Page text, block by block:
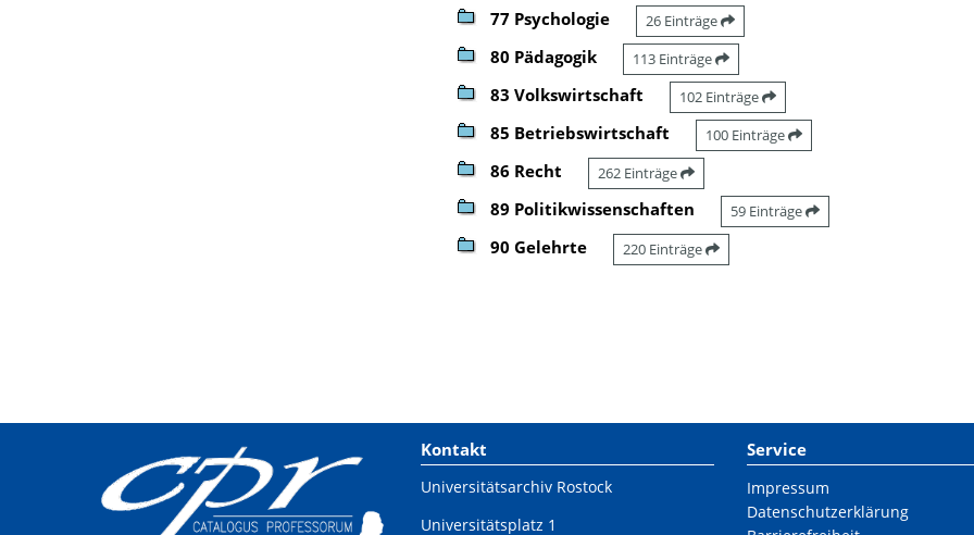
77 Psychologie 26 Einträge
80 Pädagogik 113 Einträge
83 Volkswirtschaft 102 Einträge
85 Betriebswirtschaft 100 Einträge
86 Recht 262 Einträge
89 Politikwissenschaften 59 Einträge
90 Gelehrte 220 Einträge
Kontakt
Universitätsarchiv Rostock
Universitätsplatz 1
Service
Impressum
Datenschutzerklärung